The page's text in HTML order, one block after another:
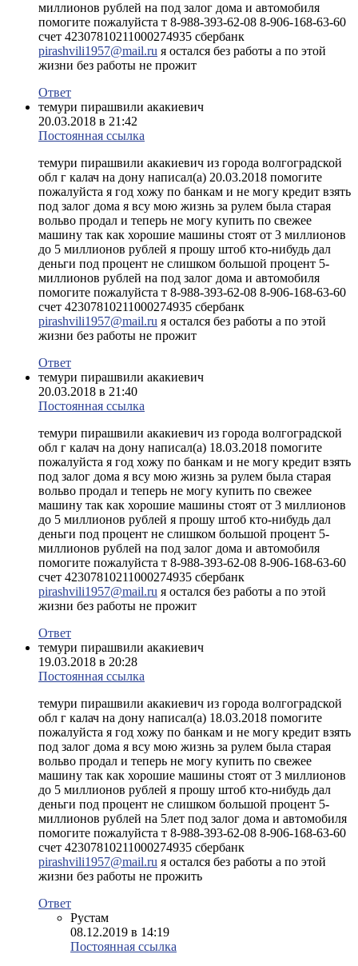
миллионов рублей на под залог дома и автомобиля
помогите пожалуйста т 8-988-393-62-08 8-906-168-63-60
счет 42307810211000274935 сбербанк
pirashvili1957@mail.ru я остался без работы а по этой
жизни без работы не прожит
Ответ
темури пирашвили акакиевич
20.03.2018 в 21:42
Постоянная ссылка
темури пирашвили акакиевич из города волгоградской
обл г калач на дону написал(а) 20.03.2018 помогите
пожалуйста я год хожу по банкам и не могу кредит взять
под залог дома я всу мою жизнь за рулем была старая
вольво продал и теперь не могу купить по свежее
машину так как хорошие машины стоят от 3 миллионов
до 5 миллионов рублей я прошу штоб кто-нибудь дал
деньги под процент не слишком большой процент 5-
миллионов рублей на под залог дома и автомобиля
помогите пожалуйста т 8-988-393-62-08 8-906-168-63-60
счет 42307810211000274935 сбербанк
pirashvili1957@mail.ru я остался без работы а по этой
жизни без работы не прожит
Ответ
темури пирашвили акакиевич
20.03.2018 в 21:40
Постоянная ссылка
темури пирашвили акакиевич из города волгоградской
обл г калач на дону написал(а) 18.03.2018 помогите
пожалуйста я год хожу по банкам и не могу кредит взять
под залог дома я всу мою жизнь за рулем была старая
вольво продал и теперь не могу купить по свежее
машину так как хорошие машины стоят от 3 миллионов
до 5 миллионов рублей я прошу штоб кто-нибудь дал
деньги под процент не слишком большой процент 5-
миллионов рублей на под залог дома и автомобиля
помогите пожалуйста т 8-988-393-62-08 8-906-168-63-60
счет 42307810211000274935 сбербанк
pirashvili1957@mail.ru я остался без работы а по этой
жизни без работы не прожит
Ответ
темури пирашвили акакиевич
19.03.2018 в 20:28
Постоянная ссылка
темури пирашвили акакиевич из города волгоградской
обл г калач на дону написал(а) 18.03.2018 помогите
пожалуйста я год хожу по банкам и не могу кредит взять
под залог дома я всу мою жизнь за рулем была старая
вольво продал и теперь не могу купить по свежее
машину так как хорошие машины стоят от 3 миллионов
до 5 миллионов рублей я прошу штоб кто-нибудь дал
деньги под процент не слишком большой процент 5-
миллионов рублей на 5лет под залог дома и автомобиля
помогите пожалуйста т 8-988-393-62-08 8-906-168-63-60
счет 42307810211000274935 сбербанк
pirashvili1957@mail.ru я остался без работы а по этой
жизни без работы не прожить
Ответ
Рустам
08.12.2019 в 14:19
Постоянная ссылка